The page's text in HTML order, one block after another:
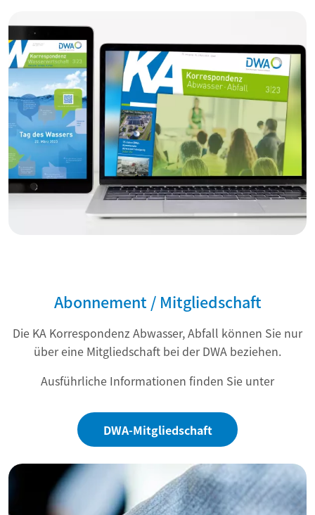
Abonnement / Mitgliedschaft
Die KA Korrespondenz Abwasser, Abfall können Sie nur
über eine Mitgliedschaft bei der DWA beziehen.
Ausführliche Informationen finden Sie unter
DWA-Mitgliedschaft